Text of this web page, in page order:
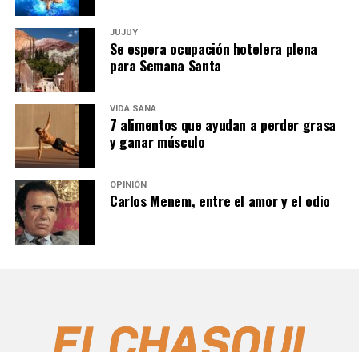
JUJUY
Se espera ocupación hotelera plena
para Semana Santa
VIDA SANA
7 alimentos que ayudan a perder grasa
y ganar músculo
OPINIÓN
Carlos Menem, entre el amor y el odio